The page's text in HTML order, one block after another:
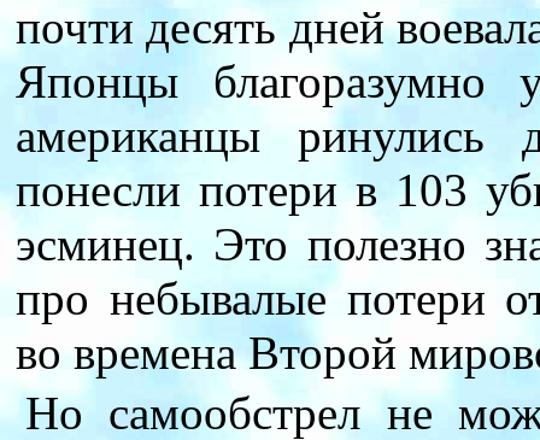
почти десять дней
Японцы благоразумно
американцы ринулись
понесли потери в 103
эсминец. Это полезно
про небывалые потери
во времена Второй
Но самообстрел не